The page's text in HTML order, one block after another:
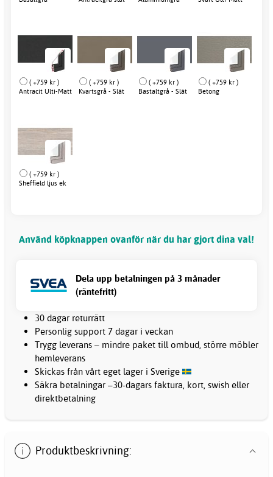
( +759 kr )
Antracit Ulti-Matt
( +759 kr )
Kvartsgrå - Slät
( +759 kr )
Bastaltgrå - Slät
( +759 kr )
Betong
( +759 kr )
Sheffield ljus ek
Använd köpknappen ovanför när du har gjort dina val!
Dela upp betalningen på 3 månader
(räntefritt)
30 dagar returrätt
Personlig support 7 dagar i veckan
Trygg leverans – mindre paket till ombud, större möbler
hemleverans
Skickas från vårt eget lager i Sverige
Säkra betalningar –30-dagars faktura, kort, swish eller
direktbetalning
Produktbeskrivning: